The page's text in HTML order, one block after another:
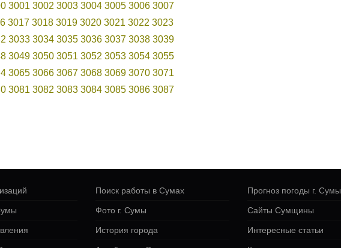
3001 3002 3003 3004 3005 3006 3007
3017 3018 3019 3020 3021 3022 3023
3033 3034 3035 3036 3037 3038 3039
3049 3050 3051 3052 3053 3054 3055
3065 3066 3067 3068 3069 3070 3071
3081 3082 3083 3084 3085 3086 3087
Поиск работы в Сумах
Фото г. Сумы
История города
Прогноз погоды г. Сумы
Сайты Сумщины
Интересные статьи